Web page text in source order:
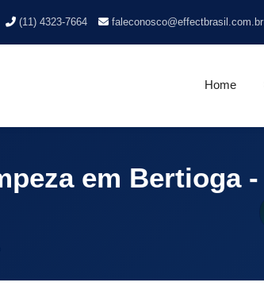
(11) 4323-7664 faleconosco@effectbrasil.com.br
Home
em Bertioga -